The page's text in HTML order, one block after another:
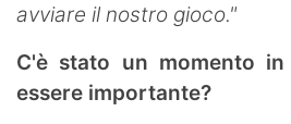
avviare il nostro gioco."
C'è stato un momento
essere importante?